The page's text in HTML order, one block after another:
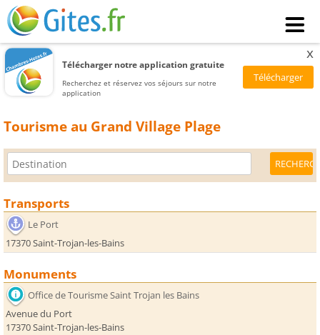
Télécharger notre application gratuite
Recherchez et réservez vos séjours sur notre
application
x
Tourisme au Grand Village Plage
Transports
Le Port
17370 Saint-Trojan-les-Bains
Monuments
Office de Tourisme Saint Trojan les Bains
Avenue du Port
17370 Saint-Trojan-les-Bains